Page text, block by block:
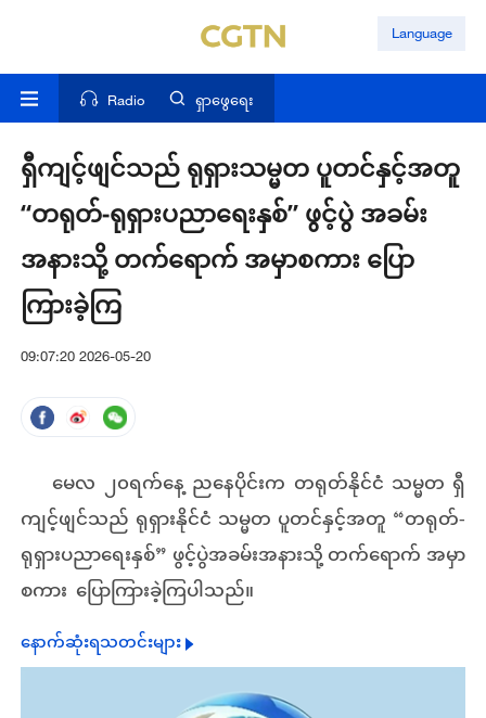
Language
Radio ရှာဖွေရေး
ရှီကျင့်ဖျင်သည် ရုရှားသမ္မတ ပူတင်နှင့်အတူ
“တရုတ်-ရုရှားပညာရေးနှစ်” ဖွင့်ပွဲ အခမ်း
အနားသို့ တက်ရောက် အမှာစကား ပြော
ကြားခဲ့ကြ
09:07:20 2026-05-20
မေလ ၂၀ရက်နေ့ ညနေပိုင်းက တရုတ်နိုင်ငံ သမ္မတ ရှီ
ကျင့်ဖျင်သည် ရုရှားနိုင်ငံ သမ္မတ ပူတင်နှင့်အတူ “တရုတ်-
ရုရှားပညာရေးနှစ်” ဖွင့်ပွဲအခမ်းအနားသို့ တက်ရောက် အမှာ
စကား ပြောကြားခဲ့ကြပါသည်။
နောက်ဆုံးရသတင်းများ